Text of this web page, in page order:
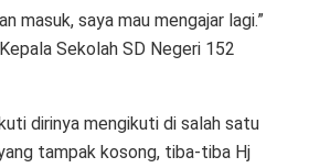
masuk, saya mau mengajar lagi.”
Sekolah SD Negeri 152
dirinya mengikuti di salah satu
tampak kosong, tiba-tiba Hj